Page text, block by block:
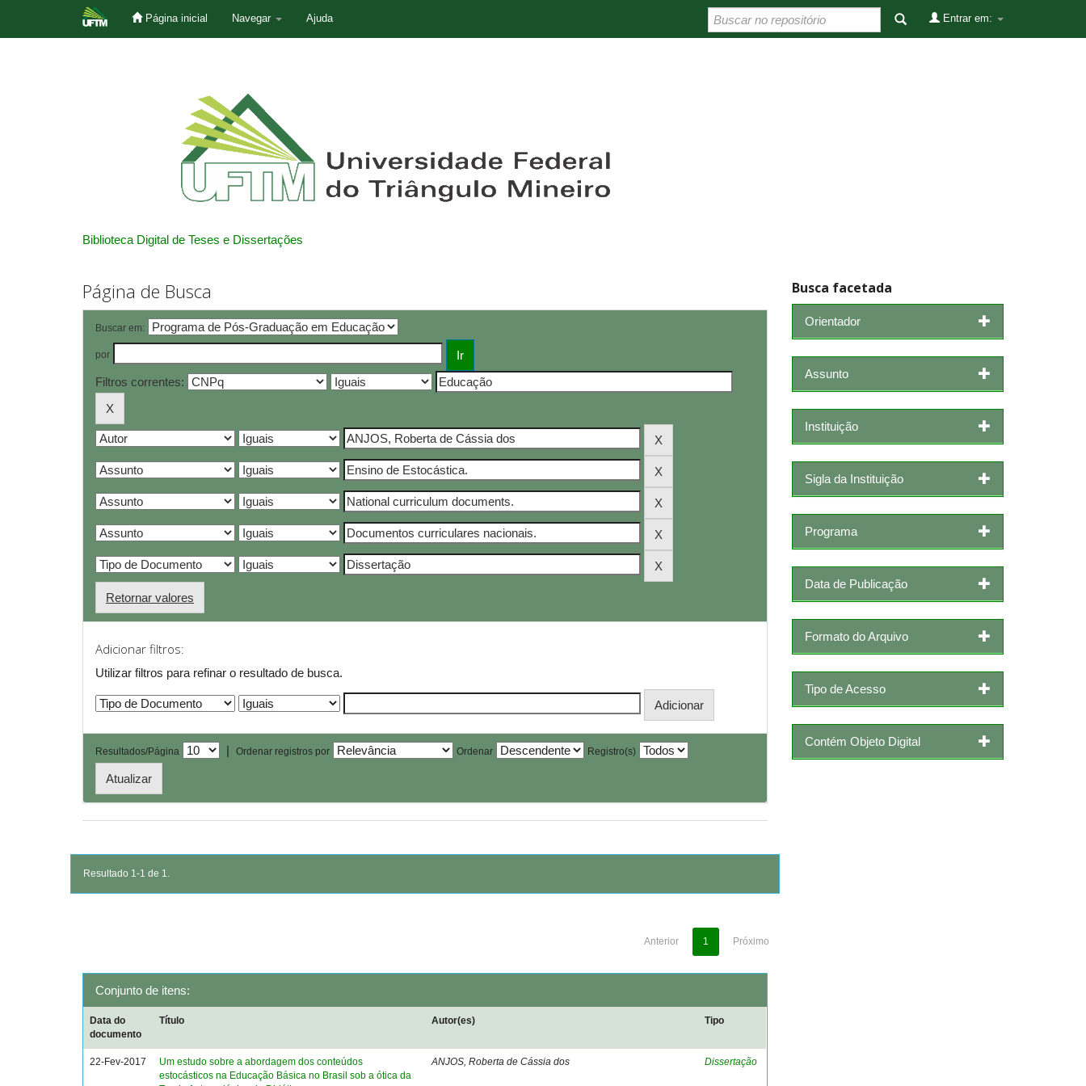
Página inicial Navegar Ajuda Entrar em:
Biblioteca Digital de Teses e Dissertações
Página de Busca
Buscar em:
por
Filtros correntes:
Retornar valores
Adicionar filtros:
Utilizar filtros para refinar o resultado de busca.
Resultados/Página | Ordenar registros por Ordenar Registro(s)
Resultado 1-1 de 1.
Anterior 1 Próximo
Conjunto de itens:
Data do
documento
Título Autor(es) Tipo
22-Fev-2017
Um estudo sobre a abordagem dos conteúdos
estocásticos na Educação Básica no Brasil sob a ótica da
ANJOS, Roberta de Cássia dos Dissertação
Busca facetada
Orientador
Assunto
Instituição
Sigla da Instituição
Programa
Data de Publicação
Formato do Arquivo
Tipo de Acesso
Contém Objeto Digital